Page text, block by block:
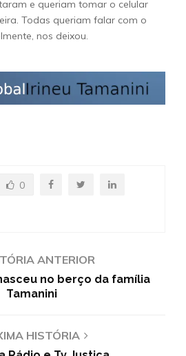
e queriam tomar o celular
Todas queriam falar com o
nos deixou.
0
ANTERIOR
no berço da família
Tamanini
HISTÓRIA